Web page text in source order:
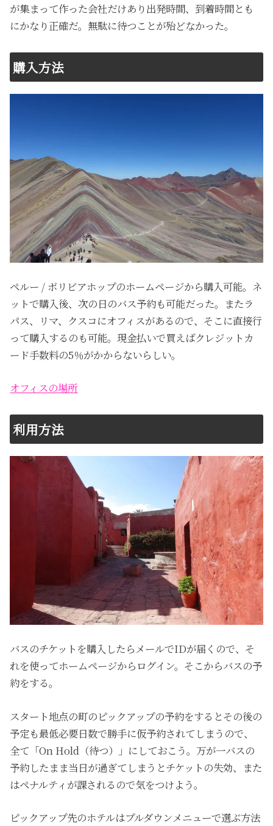
が集まって作った会社だけあり出発時間、到着時間とも
にかなり正確だ。無駄に待つことが殆どなかった。
購入方法
ペルー / ボリビアホップのホームページから購入可能。ネ
ットで購入後、次の日のバス予約も可能だった。またラ
パス、リマ、クスコにオフィスがあるので、そこに直接行
って購入するのも可能。現金払いで買えばクレジットカ
ード手数料の5％がかからないらしい。
オフィスの場所
利用方法
バスのチケットを購入したらメールでIDが届くので、そ
れを使ってホームページからログイン。そこからバスの予
約をする。
スタート地点の町のピックアップの予約をするとその後の
予定も最低必要日数で勝手に仮予約されてしまうので、
全て「On Hold（待つ）」にしておこう。万が一バスの
予約したまま当日が過ぎてしまうとチケットの失効、また
はペナルティが課されるので気をつけよう。
ピックアップ先のホテルはプルダウンメニューで選ぶ方法